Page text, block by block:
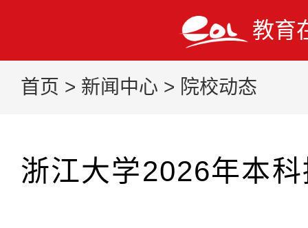
教育
首页 > 新闻中心 > 院校动态
浙江大学2026年本